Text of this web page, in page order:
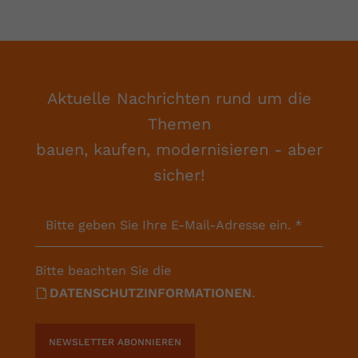
Aktuelle Nachrichten rund um die
Themen
bauen, kaufen, modernisieren - aber
sicher!
Bitte geben Sie Ihre E-Mail-Adresse ein. *
Bitte beachten Sie die
DATENSCHUTZINFORMATIONEN.
NEWSLETTER ABONNIEREN